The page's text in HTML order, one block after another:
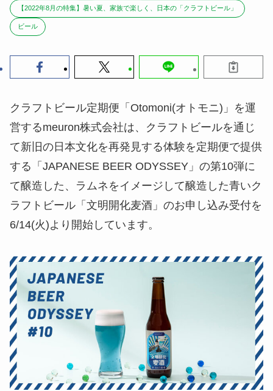
【2022年8月の特集】暑い夏、家族で楽しく、日本の「クラフトビール」
ビール
クラフトビール定期便「Otomoni(オトモニ)」を運
営するmeuron株式会社は、クラフトビールを通じ
て新旧の日本文化を再発見する体験を定期便で提供
する「JAPANESE BEER ODYSSEY」の第10弾に
て醸造した、ラムネをイメージして醸造した青いク
ラフトビール「文明開化麦酒」のお申し込み受付を
6/14(火)より開始しています。